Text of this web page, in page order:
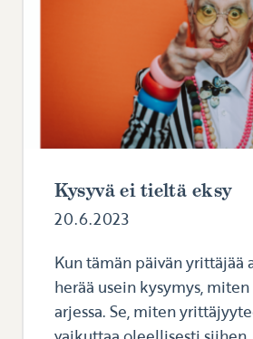
Kysyvä ei tieltä eksy
20.6.2023
Kun tämän päivän yrittäjää
herää usein kysymys,
arjessa. Se, miten